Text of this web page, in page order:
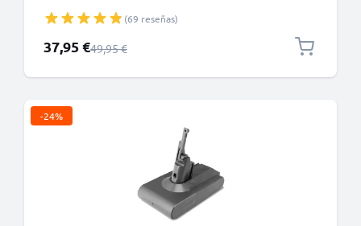
202932-05 2000mAh - tipo B - Batería con tornillos -
de CELLONIC
(69 reseñas)
Precio especial
37,95 €Precio normal
49,95 €
-24%